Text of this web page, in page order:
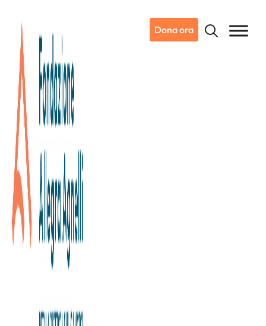
Dona ora
11/12/2024
Notizie da Candiolo
Pilates e Benessere: insieme per
un Natale che fa la differenza!